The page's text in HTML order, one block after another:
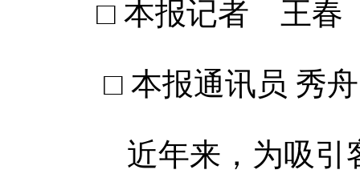
□ 本报记者 王春
□ 本报通讯员 秀舟
近年来，为吸引